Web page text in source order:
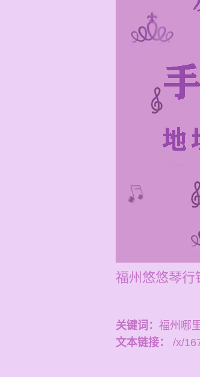
福州悠悠琴行
关键词： 福州哪
文本链接：
/x/